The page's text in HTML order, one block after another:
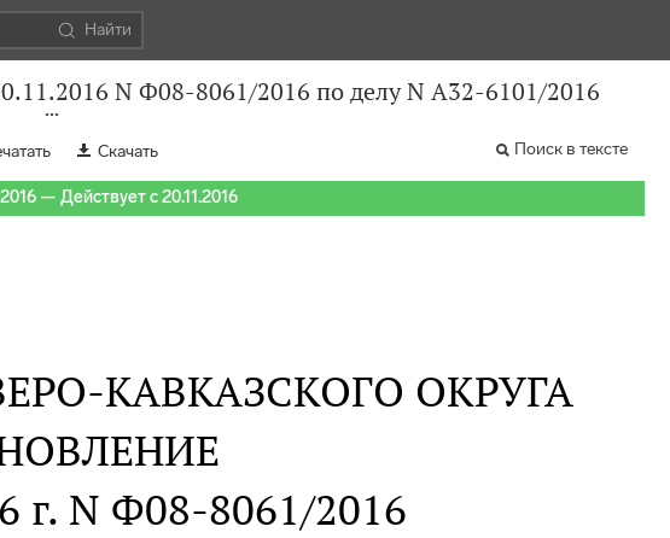
Найти
N Ф08-8061/2016 по делу N А32-6101/2016
Скачать Поиск в тексте
— Действует с 20.11.2016
КАВКАЗСКОГО ОКРУГА
г. N Ф08-8061/2016